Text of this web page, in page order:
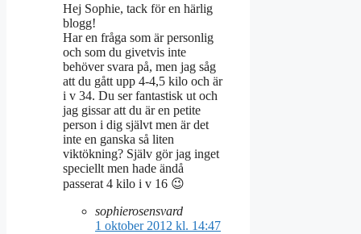
Hej Sophie, tack för en härlig
blogg!
Har en fråga som är personlig
och som du givetvis inte
behöver svara på, men jag såg
att du gått upp 4-4,5 kilo och är
i v 34. Du ser fantastisk ut och
jag gissar att du är en petite
person i dig självt men är det
inte en ganska så liten
viktökning? Själv gör jag inget
speciellt men hade ändå
passerat 4 kilo i v 16 😉
sophierosensvard
1 oktober 2012 kl. 14:47